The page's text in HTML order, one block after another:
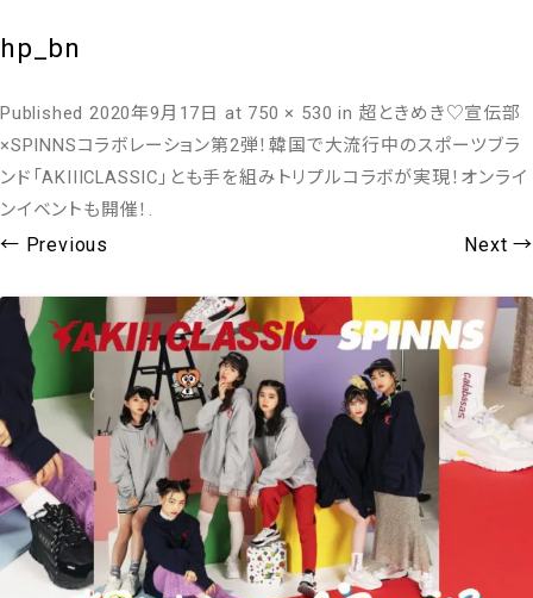
hp_bn
Published 2020年9月17日 at 750 × 530 in 超ときめき♡宣伝部
×SPINNSコラボレーション第2弾！韓国で大流行中のスポーツブラ
ンド「AKIIICLASSIC」とも手を組みトリプルコラボが実現！オンライ
ンイベントも開催！ .
← Previous Next →